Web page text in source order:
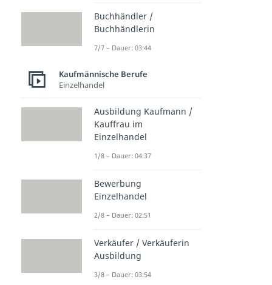
Buchhändler /
Buchhändlerin
7/7 – Dauer: 03:44
Kaufmännische Berufe
Einzelhandel
Ausbildung Kaufmann /
Kauffrau im
Einzelhandel
1/8 – Dauer: 04:37
Bewerbung
Einzelhandel
2/8 – Dauer: 02:51
Verkäufer / Verkäuferin
Ausbildung
3/8 – Dauer: 03:54